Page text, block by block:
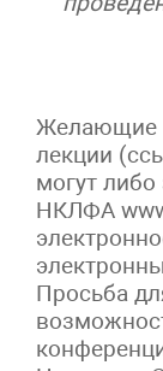
Желающие
лекции
могут либо
НКЛФА
Просьба